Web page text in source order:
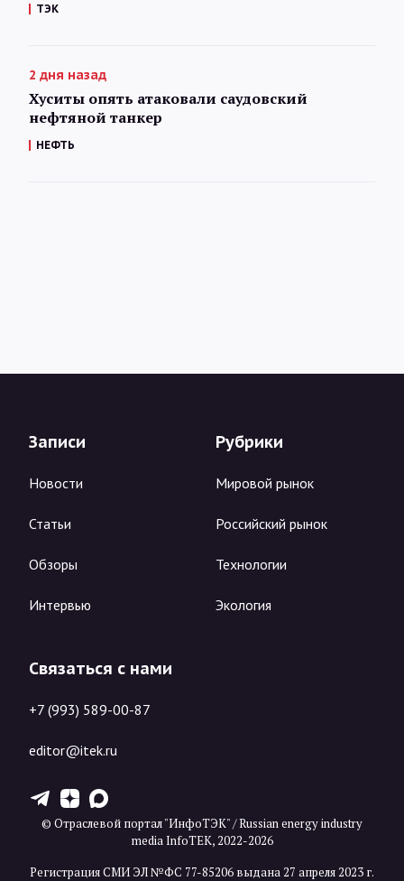
ТЭК
2 дня назад
Хуситы опять атаковали саудовский
нефтяной танкер
НЕФТЬ
Записи
Новости
Статьи
Обзоры
Интервью
Рубрики
Мировой рынок
Российский рынок
Технологии
Экология
Связаться с нами
+7 (993) 589-00-87
editor@itek.ru
T Z X
© Отраслевой портал "ИнфоТЭК" / Russian energy industry
media InfoTEK, 2022-2026
Регистрация СМИ ЭЛ №ФС 77-85206 выдана 27 апреля 2023 г.